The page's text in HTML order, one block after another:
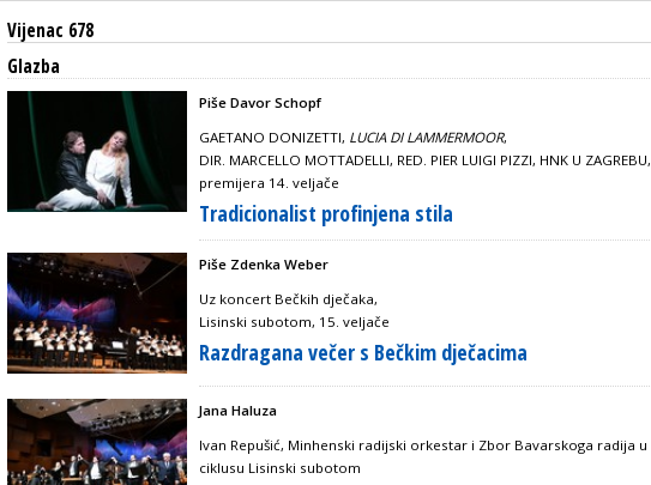
Vijenac 678
Glazba
Piše Davor Schopf
GAETANO DONIZETTI, LUCIA DI LAMMERMOOR,
DIR. MARCELLO MOTTADELLI, RED. PIER LUIGI PIZZI, HNK U ZAGREBU,
premijera 14. veljače
Tradicionalist profinjena stila
Piše Zdenka Weber
Uz koncert Bečkih dječaka,
Lisinski subotom, 15. veljače
Razdragana večer s Bečkim dječacima
Jana Haluza
Ivan Repušić, Minhenski radijski orkestar i Zbor Bavarskoga radija u
ciklusu Lisinski subotom